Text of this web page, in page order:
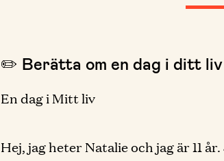
✏️ Berätta om en dag i ditt liv
En dag i Mitt liv
Hej, jag heter Natalie och jag är 11